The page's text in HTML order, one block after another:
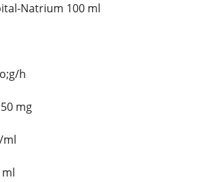
Natrium 100 ml
h
mg
ml